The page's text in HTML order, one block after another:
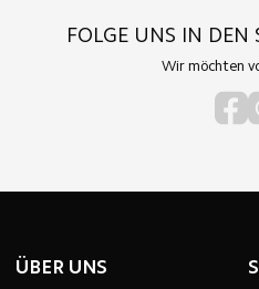
FOLGE UNS IN DEN
Wir möchten
ÜBER UNS